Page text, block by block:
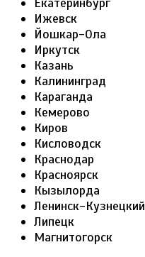
Ижевск
Йошкар-Ола
Иркутск
Казань
Калининград
Караганда
Кемерово
Киров
Кисловодск
Краснодар
Красноярск
Кызылорда
Ленинск-Кузнецкий
Липецк
Магнитогорск